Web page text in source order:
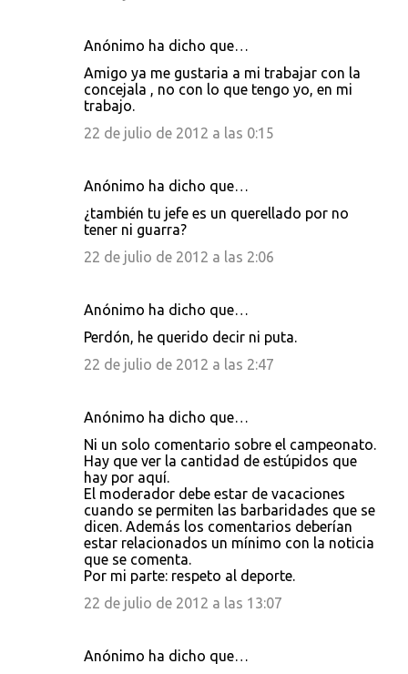
Anónimo ha dicho que…
Amigo ya me gustaria a mi trabajar con la
concejala , no con lo que tengo yo, en mi
trabajo.
22 de julio de 2012 a las 0:15
Anónimo ha dicho que…
¿también tu jefe es un querellado por no
tener ni guarra?
22 de julio de 2012 a las 2:06
Anónimo ha dicho que…
Perdón, he querido decir ni puta.
22 de julio de 2012 a las 2:47
Anónimo ha dicho que…
Ni un solo comentario sobre el campeonato.
Hay que ver la cantidad de estúpidos que
hay por aquí.
El moderador debe estar de vacaciones
cuando se permiten las barbaridades que se
dicen. Además los comentarios deberían
estar relacionados un mínimo con la noticia
que se comenta.
Por mi parte: respeto al deporte.
22 de julio de 2012 a las 13:07
Anónimo ha dicho que…